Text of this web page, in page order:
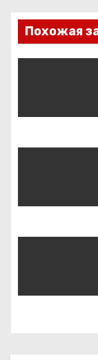
п
о
а
п
с
я
Похожая